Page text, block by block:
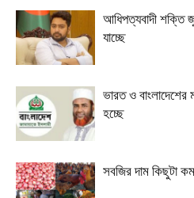
আধিপত্যবাদী শক্তি
যাচ্ছে
ভারত ও বাংলাদেশের
হচ্ছে
সবজির দাম কিছুটা